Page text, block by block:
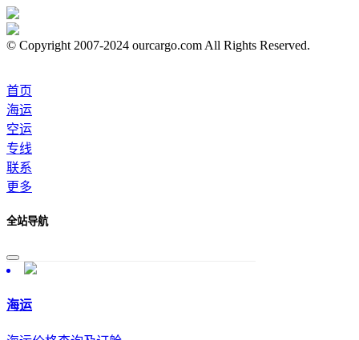
© Copyright 2007-2024 ourcargo.com All Rights Reserved.
首页
海运
空运
专线
联系
更多
全站导航
海运